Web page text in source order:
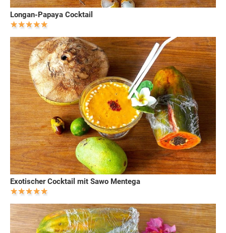
Longan-Papaya Cocktail
Exotischer Cocktail mit Sawo Mentega